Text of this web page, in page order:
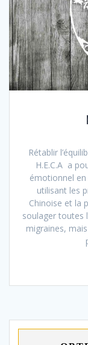
Rétablir
H.E.C.A a
émotionnel en
utilisant les
Chinoise et la
soulager toutes
migraines,